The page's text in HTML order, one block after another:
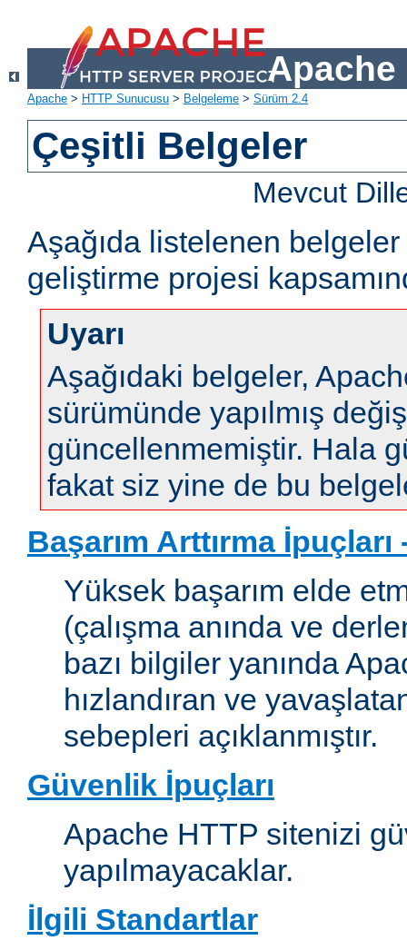
Apache
Apache > HTTP Sunucusu > Belgeleme > Sürüm 2.4
Çeşitli Belgeler
Mevcut
Aşağıda listelenen
geliştirme projesi
Uyarı
Aşağıdaki belgeler,
sürümünde yapılmış
güncellenmemiştir. Hala
fakat siz yine de bu
Başarım Arttırma
Yüksek başarım elde
(çalışma anında ve
bazı bilgiler yanında
hızlandıran ve
sebepleri açıklanmıştır.
Güvenlik İpuçları
Apache HTTP sitenizi
yapılmayacaklar.
İlgili Standartlar